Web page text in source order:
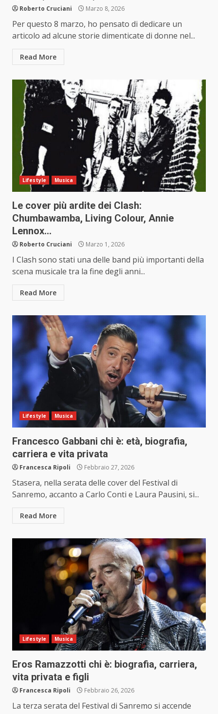
Roberto Cruciani Marzo 8, 2026
Per questo 8 marzo, ho pensato di dedicare un
articolo ad alcune storie dimenticate di donne nel...
Read More
Lifestyle Musica
Le cover più ardite dei Clash:
Chumbawamba, Living Colour, Annie
Lennox…
Roberto Cruciani Marzo 1, 2026
I Clash sono stati una delle band più importanti della
scena musicale tra la fine degli anni...
Read More
Lifestyle Musica
Francesco Gabbani chi è: età, biografia,
carriera e vita privata
Francesca Ripoli Febbraio 27, 2026
Stasera, nella serata delle cover del Festival di
Sanremo, accanto a Carlo Conti e Laura Pausini, si...
Read More
Lifestyle Musica
Eros Ramazzotti chi è: biografia, carriera,
vita privata e figli
Francesca Ripoli Febbraio 26, 2026
La terza serata del Festival di Sanremo si accende